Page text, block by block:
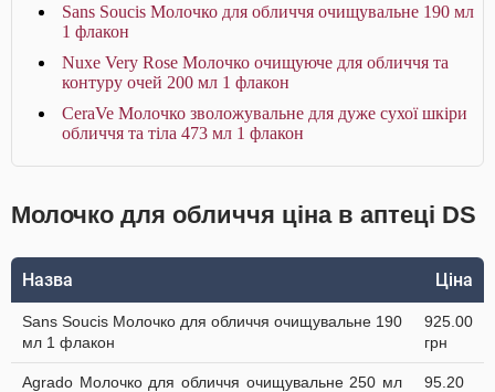
Sans Soucis Молочко для обличчя очищувальне 190 мл
1 флакон
Nuxe Very Rose Молочко очищуюче для обличчя та
контуру очей 200 мл 1 флакон
CeraVe Молочко зволожувальне для дуже сухої шкіри
обличчя та тіла 473 мл 1 флакон
Молочко для обличчя ціна в аптеці DS
Назва Ціна
Sans Soucis Молочко для обличчя очищувальне 190
мл 1 флакон
925.00
грн
Agrado Молочко для обличчя очищувальне 250 мл
95.20